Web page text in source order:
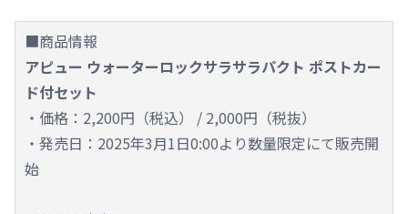
■商品情報
アピュー ウォーターロックサラサラパクト ポストカー
ド付セット
・価格：2,200円（税込） / 2,000円（税抜）
・発売日：2025年3月1日0:00より数量限定にて販売開
始